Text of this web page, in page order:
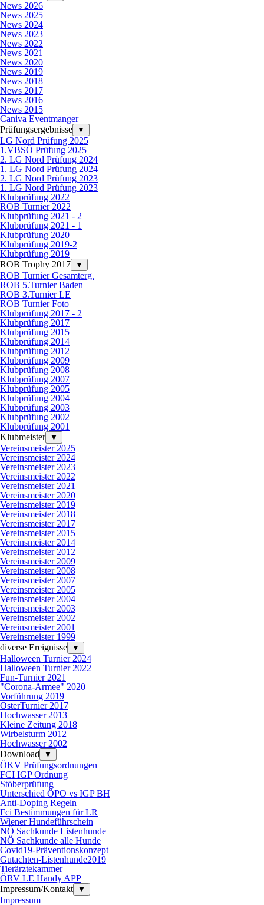
News 2026
News 2025
News 2024
News 2023
News 2022
News 2021
News 2020
News 2019
News 2018
News 2017
News 2016
News 2015
Caniva Eventmanger
Prüfungsergebnisse
▼
LG Nord Prüfung 2025
1.VBSÖ Prüfung 2025
2. LG Nord Prüfung 2024
1. LG Nord Prüfung 2024
2. LG Nord Prüfung 2023
1. LG Nord Prüfung 2023
Klubprüfung 2022
ROB Turnier 2022
Klubprüfung 2021 - 2
Klubprüfung 2021 - 1
Klubprüfung 2020
Klubprüfung 2019-2
Klubprüfung 2019
ROB Trophy 2017
▼
ROB Turnier Gesamterg.
ROB 5.Turnier Baden
ROB 3.Turnier LE
ROB Turnier Foto
Klubprüfung 2017 - 2
Klubprüfung 2017
Klubprüfung 2015
Klubprüfung 2014
Klubprüfung 2012
Klubprüfung 2009
Klubprüfung 2008
Klubprüfung 2007
Klubprüfung 2005
Klubprüfung 2004
Klubprüfung 2003
Klubprüfung 2002
Klubprüfung 2001
Klubmeister
▼
Vereinsmeister 2025
Vereinsmeister 2024
Vereinsmeister 2023
Vereinsmeister 2022
Vereinsmeister 2021
Vereinsmeister 2020
Vereinsmeister 2019
Vereinsmeister 2018
Vereinsmeister 2017
Vereinsmeister 2015
Vereinsmeister 2014
Vereinsmeister 2012
Vereinsmeister 2009
Vereinsmeister 2008
Vereinsmeister 2007
Vereinsmeister 2005
Vereinsmeister 2004
Vereinsmeister 2003
Vereinsmeister 2002
Vereinsmeister 2001
Vereinsmeister 1999
diverse Ereignisse
▼
Halloween Turnier 2024
Halloween Turnier 2022
Fun-Turnier 2021
"Corona-Armee" 2020
Vorführung 2019
OsterTurnier 2017
Hochwasser 2013
Kleine Zeitung 2018
Wirbelsturm 2012
Hochwasser 2002
Download
▼
ÖKV Prüfungsordnungen
FCI IGP Ordnung
Stöberprüfung
Unterschied ÖPO vs IGP BH
Anti-Doping Regeln
Fci Bestimmungen für LR
Wiener Hundeführschein
NÖ Sachkunde Listenhunde
NÖ Sachkunde alle Hunde
Covid19-Präventionskonzept
Gutachten-Listenhunde2019
Tierärztekammer
ÖRV LE Handy APP
Impressum/Kontakt
▼
Impressum